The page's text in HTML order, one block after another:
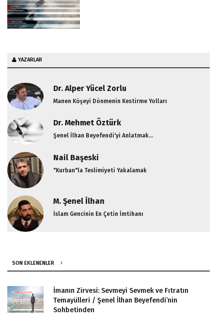
YAZARLAR
Dr. Alper Yücel Zorlu
Manen Köşeyi Dönmenin Kestirme Yolları
Dr. Mehmet Öztürk
Şenel İlhan Beyefendi'yi Anlatmak...
Nail Başeski
"Kurban"la Teslimiyeti Yakalamak
M. Şenel İlhan
İslam Gencinin En Çetin İmtihanı
SON EKLENENLER
İmanın Zirvesi: Sevmeyi Sevmek ve Fıtratın
Temayülleri / Şenel İlhan Beyefendi’nin
Sohbetinden